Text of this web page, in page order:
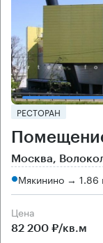
РЕСТОРАН
Москва,
Мякинино → 1.86
Цена
82 200 ₽/кв.м